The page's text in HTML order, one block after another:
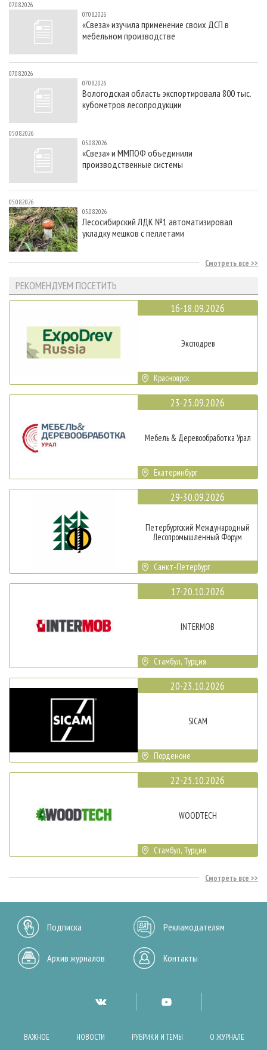
07.08.2026
07.08.2026
«Свеза» изучила применение своих ДСП в
мебельном производстве
07.08.2026
07.08.2026
Вологодская область экспортировала 800 тыс.
кубометров лесопродукции
05.08.2026
05.08.2026
«Свеза» и ММПОФ объединили
производственные системы
05.08.2026
05.08.2026
Лесосибирский ЛДК №1 автоматизировал
укладку мешков с пеллетами
Смотреть все
РЕКОМЕНДУЕМ ПОСЕТИТЬ
16-18.09.2026
Эксподрев
Красноярск
23-25.09.2026
Мебель & Деревообработка Урал
Екатеринбург
29-30.09.2026
Петербургский Международный
Лесопромышленный Форум
Санкт-Петербург
17-20.10.2026
INTERMOB
Стамбул, Турция
20-23.10.2026
SICAM
Порденоне
22-25.10.2026
WOODTECH
Стамбул, Турция
Смотреть все
Подписка Рекламодателям
Архив журналов Контакты
ВАЖНОЕ НОВОСТИ РУБРИКИ И ТЕМЫ О ЖУРНАЛЕ